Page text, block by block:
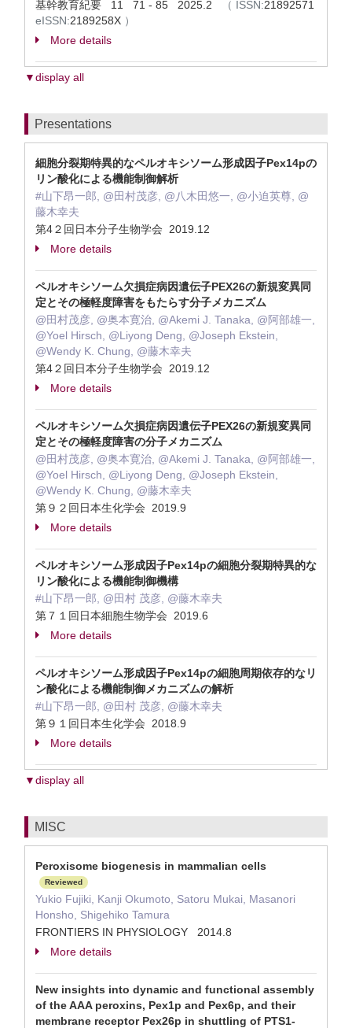
基幹教育紀要 11 71 - 85 2025.2 （ ISSN:21892571
eISSN:2189258X ）
More details
▼display all
Presentations
細胞分裂期特異的なペルオキシソーム形成因子Pex14pの
リン酸化による機能制御解析
#山下昂一郎, @田村茂彦, @八木田悠一, @小迫英尊, @
藤木幸夫
第4２回日本分子生物学会 2019.12
More details
ペルオキシソーム欠損症病因遺伝子PEX26の新規変異同
定とその極軽度障害をもたらす分子メカニズム
@田村茂彦, @奥本寛治, @Akemi J. Tanaka, @阿部雄一,
@Yoel Hirsch, @Liyong Deng, @Joseph Ekstein,
@Wendy K. Chung, @藤木幸夫
第4２回日本分子生物学会 2019.12
More details
ペルオキシソーム欠損症病因遺伝子PEX26の新規変異同
定とその極軽度障害の分子メカニズム
@田村茂彦, @奥本寛治, @Akemi J. Tanaka, @阿部雄一,
@Yoel Hirsch, @Liyong Deng, @Joseph Ekstein,
@Wendy K. Chung, @藤木幸夫
第９２回日本生化学会 2019.9
More details
ペルオキシソーム形成因子Pex14pの細胞分裂期特異的な
リン酸化による機能制御機構
#山下昂一郎, @田村 茂彦, @藤木幸夫
第７１回日本細胞生物学会 2019.6
More details
ペルオキシソーム形成因子Pex14pの細胞周期依存的なリ
ン酸化による機能制御メカニズムの解析
#山下昂一郎, @田村 茂彦, @藤木幸夫
第９１回日本生化学会 2018.9
More details
▼display all
MISC
Peroxisome biogenesis in mammalian cells
Reviewed
Yukio Fujiki, Kanji Okumoto, Satoru Mukai, Masanori
Honsho, Shigehiko Tamura
FRONTIERS IN PHYSIOLOGY 2014.8
More details
New insights into dynamic and functional assembly
of the AAA peroxins, Pex1p and Pex6p, and their
membrane receptor Pex26p in shuttling of PTS1-